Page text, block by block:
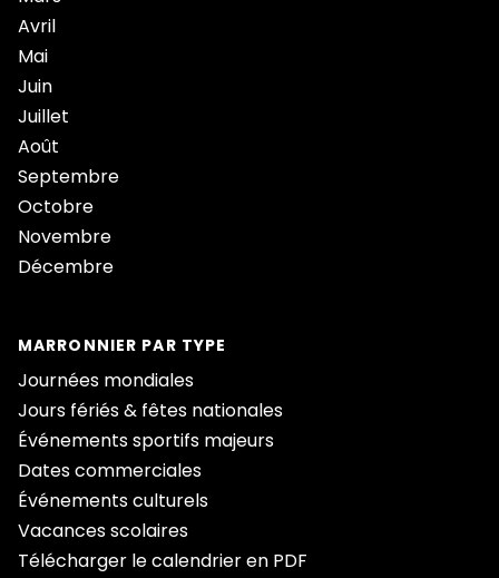
Avril
Mai
Juin
Juillet
Août
Septembre
Octobre
Novembre
Décembre
MARRONNIER PAR TYPE
Journées mondiales
Jours fériés & fêtes nationales
Événements sportifs majeurs
Dates commerciales
Événements culturels
Vacances scolaires
Télécharger le calendrier en PDF